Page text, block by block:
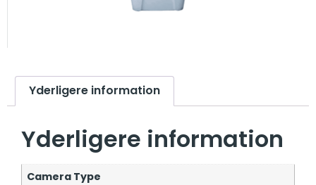
Yderligere information
Yderligere information
Camera Type